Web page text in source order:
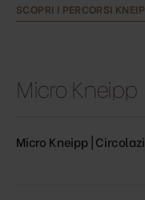
SCOPRI I PERCORSI
Micro Kneipp
Micro Kneipp |